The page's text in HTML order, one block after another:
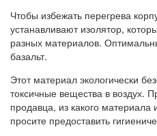
Чтобы избежать перегрева
устанавливают изолятор,
разных материалов.
базальт.
Этот материал экологически
токсичные вещества в воздух.
продавца, из какого материала
просите предоставить